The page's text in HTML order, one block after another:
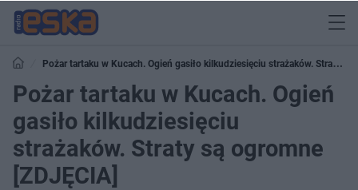
Pożar tartaku w Kucach. Ogień gasiło kilkudziesięciu strażaków. Straty są
ogromne [ZDJĘCIA]
Pożar tartaku w Kucach. Ogień
gasiło kilkudziesięciu
strażaków. Straty są ogromne
[ZDJĘCIA]